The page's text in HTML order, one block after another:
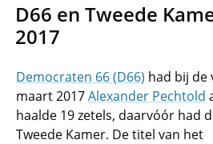
D66 en Tweede
2017
Democraten 66 (D66) had bij de
maart 2017Alexander Pechtold
haalde 19 zetels, daarvóór had
Tweede Kamer. De titel van het